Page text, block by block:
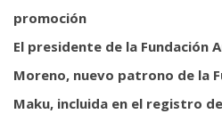
promoción
El presidente de la Fundación
Moreno, nuevo patrono de la
Maku, incluida en el registro